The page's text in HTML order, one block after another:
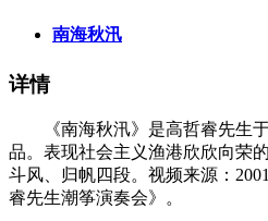
南海秋汛
详情
《南海秋汛》是高哲睿先生
品。表现社会主义渔港欣欣向荣
斗风、归帆四段。视频来源：
睿先生潮筝演奏会》。